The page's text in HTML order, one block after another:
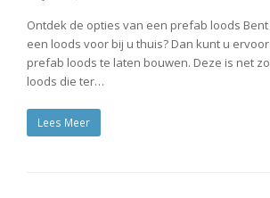
Ontdek de opties van een prefab loods
een loods voor bij u thuis? Dan kunt u
prefab loods te laten bouwen. Deze is net
loods die ter…
Lees Meer